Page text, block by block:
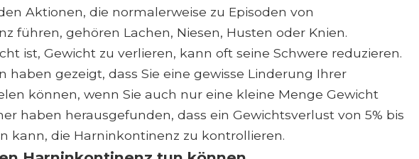
Aktionen, die normalerweise zu Episoden von
führen, gehören Lachen, Niesen, Husten oder Knien.
ist, Gewicht zu verlieren, kann oft seine Schwere reduzieren.
haben gezeigt, dass Sie eine gewisse Linderung Ihrer
können, wenn Sie auch nur eine kleine Menge Gewicht
haben herausgefunden, dass ein Gewichtsverlust von 5% bis
kann, die Harninkontinenz zu kontrollieren.